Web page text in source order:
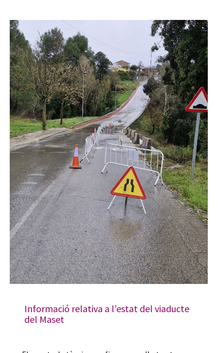
Informació relativa a l’estat del viaducte
del Maset